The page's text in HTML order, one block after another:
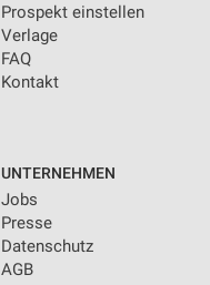
Prospekt einstellen
Verlage
FAQ
Kontakt
UNTERNEHMEN
Jobs
Presse
Datenschutz
AGB